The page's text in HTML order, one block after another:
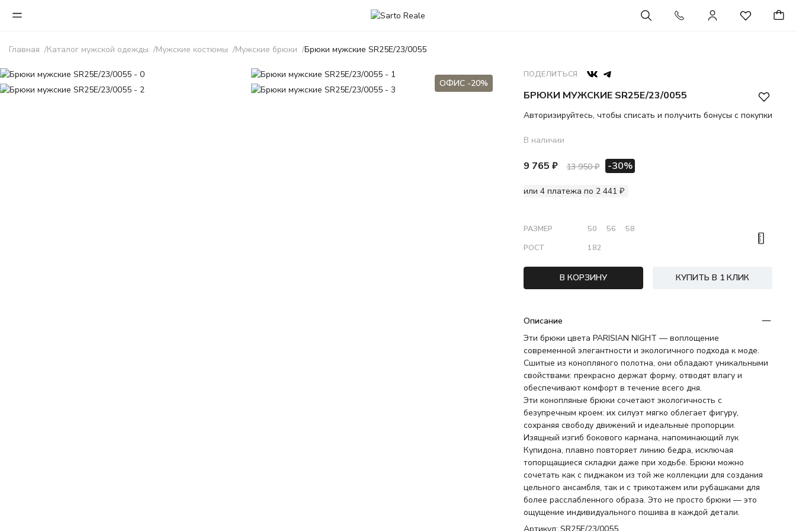
Главная Каталог мужской одежды Мужские костюмы Мужские брюки Брюки мужские SR25E/23/0055
ОФИС -20%
ПОДЕЛИТЬСЯ
БРЮКИ МУЖСКИЕ SR25E/23/0055
Авторизируйтесь, чтобы списать и получить бонусы с покупки
В наличии
9 765 ₽ 13 950 ₽ -30%
или 4 платежа по 2 441 ₽
РАЗМЕР 50 56
58
РОСТ
182
В КОРЗИНУ КУПИТЬ В 1 КЛИК
Описание
Эти брюки цвета PARISIAN NIGHT — воплощение
современной элегантности и экологичного подхода к моде.
Сшитые из конопляного полотна, они обладают уникальными
свойствами: прекрасно держат форму, отводят влагу и
обеспечивают комфорт в течение всего дня.
Эти конопляные брюки сочетают экологичность с
безупречным кроем: их силуэт мягко облегает фигуру,
сохраняя свободу движений и идеальные пропорции.
Изящный изгиб бокового кармана, напоминающий лук
Купидона, плавно повторяет линию бедра, исключая
топорщащиеся складки даже при ходьбе. Брюки можно
сочетать как с пиджаком из той же коллекции для создания
цельного ансамбля, так и с трикотажем или рубашками для
более расслабленного образа. Это не просто брюки — это
ощущение индивидуального пошива в каждой детали.